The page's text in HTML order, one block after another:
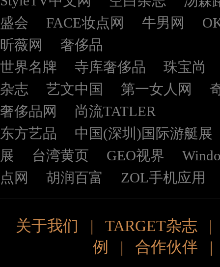
盛会
FACE妆点网 牛男网
昕薇网
奢侈品
世界名牌
寺库奢侈品
珠宝尚
杂志
艺文中国 第一女人网
奢侈品网
尚流TATLER
东方艺品
中国(深圳)国际游艇展
展
台湾黄页 GEO视界
点网
胡润百富 ZOL手机应用
关于我们 | TARGET杂志
例
| 合作伙伴